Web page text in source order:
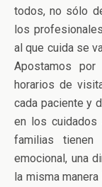
todos, no sólo
los
al que cuida se
Apostamos
horarios de
cada paciente y
en los cuidados
familias
emocional, una
la misma